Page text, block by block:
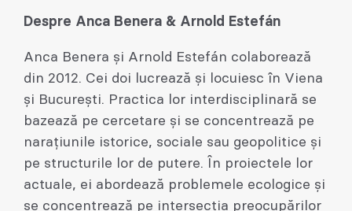
Despre Anca Benera & Arnold Estefán
Anca Benera și Arnold Estefán colaborează
din 2012. Cei doi lucrează și locuiesc în Viena
și București. Practica lor interdisciplinară se
bazează pe cercetare și se concentrează pe
narațiunile istorice, sociale sau geopolitice și
pe structurile lor de putere. În proiectele lor
actuale, ei abordează problemele ecologice și
se concentrează pe intersecția preocupărilor